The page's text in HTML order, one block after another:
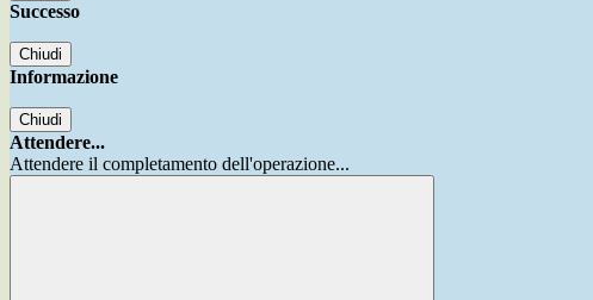
Successo
Chiudi
Informazione
Chiudi
Attendere...
Attendere il completamento dell'operazione...